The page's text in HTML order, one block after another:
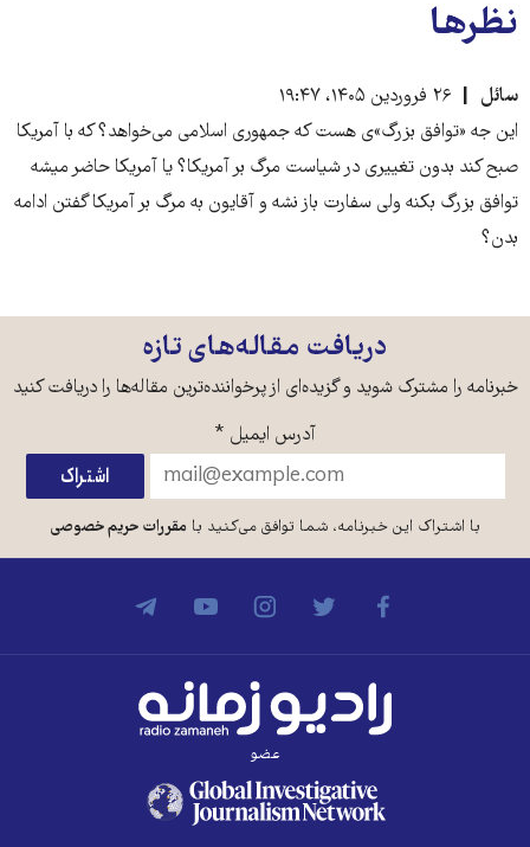
نظرها
سائل
۲۶ فروردین ۱۴۰۵، ۱۹:۴۷
این جه «توافق بزرگ»ی هست که جمهوری اسلامی می‌خواهد؟ که با آمریکا
صبح کند بدون تغییری در شیاست مرگ بر آمریکا؟ یا آمریکا حاضر میشه
توافق بزرگ بکنه ولی سفارت باز نشه و آقایون به مرگ بر آمریکا گفتن ادامه
بدن؟
دریافت مقاله‌های تازه
خبرنامه را مشترک شوید و گزیده‌ای از پرخواننده‌ترین مقاله‌ها را دریافت کنید
آدرس ایمیل *
با اشتراک این خبرنامه، شما توافق می‌کنید بامقررات حریم خصوصی
عضو